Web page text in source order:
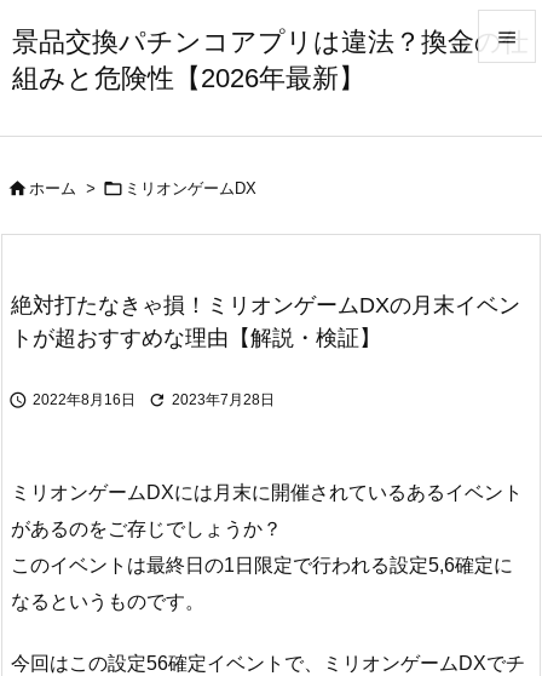
景品交換パチンコアプリは違法？換金の仕
組みと危険性【2026年最新】

前へ
次へ
ホーム >  ミリオンゲームDX
絶対打たなきゃ損！ミリオンゲームDXの月末イベン
トが超おすすめな理由【解説・検証】
 2022年8月16日  2023年7月28日
ミリオンゲームDXには月末に開催されているあるイベント
があるのをご存じでしょうか？
このイベントは最終日の1日限定で行われる設定5,6確定に
なるというものです。
今回はこの設定56確定イベントで、ミリオンゲームDXでチ